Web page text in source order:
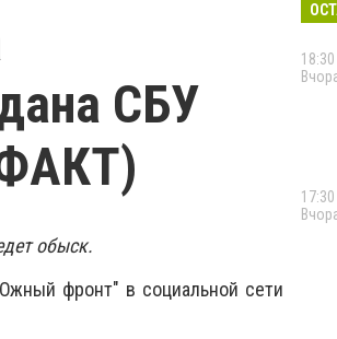
СБУ
обыск.
фронт" в социальной сети
18:30
17:30